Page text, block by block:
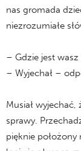
nas gromada
niezrozumiałe
– Gdzie jest
– Wyjechał –
Musiał wyjechać,
sprawy.
pięknie